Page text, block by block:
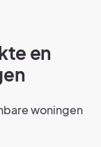
en
woningen